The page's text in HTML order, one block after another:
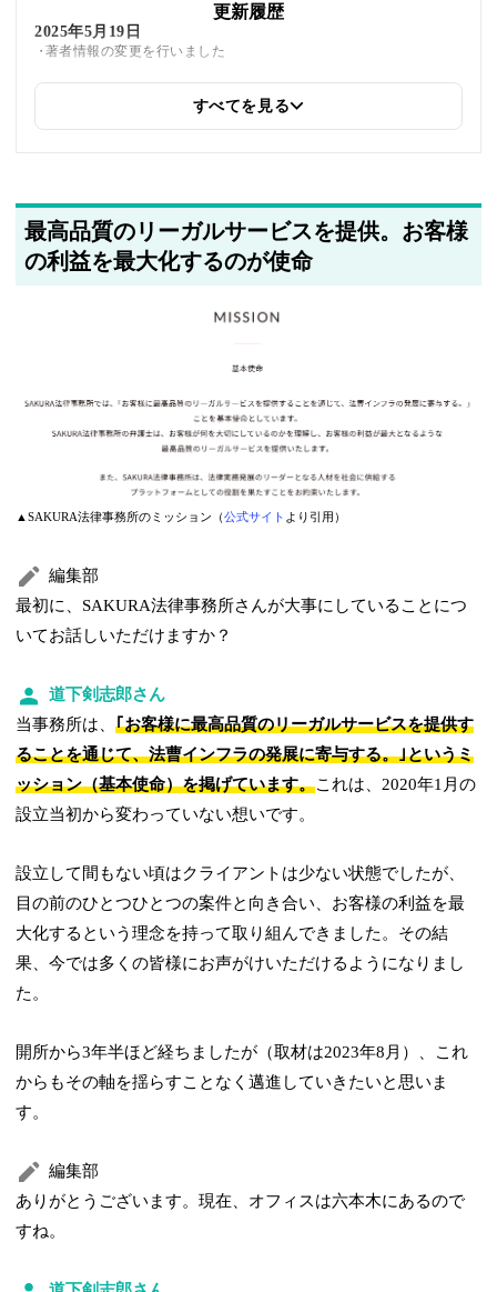
更新履歴
2025年5月19日
著者情報の変更を行いました
すべてを見る
最高品質のリーガルサービスを提供。お客様
の利益を最大化するのが使命
▲SAKURA法律事務所のミッション（公式サイト より引用）
編集部
最初に、SAKURA法律事務所さんが大事にしていることにつ
いてお話しいただけますか？
道下剣志郎さん
当事務所は、｢お客様に最高品質のリーガルサービスを提供す
ることを通じて、法曹インフラの発展に寄与する。｣というミ
ッション（基本使命）を掲げています。これは、2020年1月の
設立当初から変わっていない想いです。
設立して間もない頃はクライアントは少ない状態でしたが、
目の前のひとつひとつの案件と向き合い、お客様の利益を最
大化するという理念を持って取り組んできました。その結
果、今では多くの皆様にお声がけいただけるようになりまし
た。
開所から3年半ほど経ちましたが（取材は2023年8月）、これ
からもその軸を揺らすことなく邁進していきたいと思いま
す。
編集部
ありがとうございます。現在、オフィスは六本木にあるので
すね。